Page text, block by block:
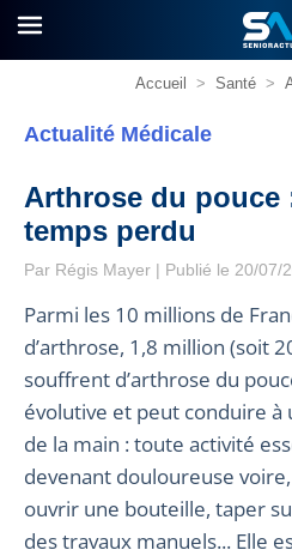
Accueil > Santé >
Actualité Médicale
Arthrose du pouce
temps perdu
Par Régis Mayer | Publié le 20/07/
Parmi les 10 millions de
d’arthrose, 1,8 million (soit
souffrent d’arthrose du
évolutive et peut conduire
de la main : toute activité
devenant douloureuse
ouvrir une bouteille, taper
des travaux manuels... Elle